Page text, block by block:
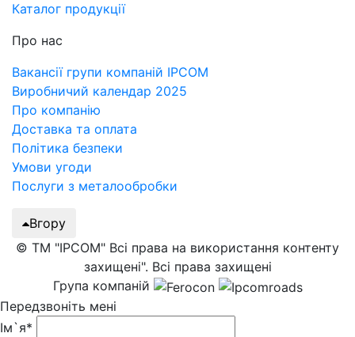
Каталог продукції
Про нас
Вакансії групи компаній IPCOM
Виробничий календар 2025
Про компанію
Доставка та оплата
Політика безпеки
Умови угоди
Послуги з металообробки
Вгору
© ТМ "IPCOM" Всі права на використання контенту
захищені". Всі права захищені
Група компаній
Передзвоніть мені
Ім`я*